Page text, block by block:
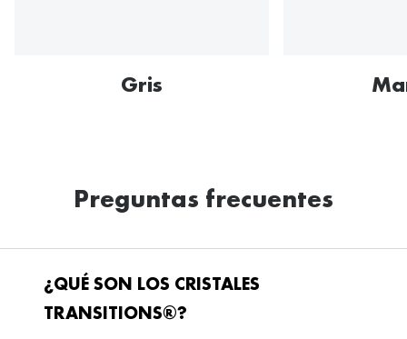
Gris
Preguntas frecuentes
¿QUÉ SON LOS CRISTALES
TRANSITIONS®?